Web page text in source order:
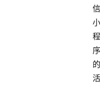
信
小
程
序
的
活